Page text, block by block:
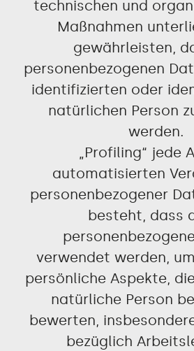
technischen und
Maßnahmen
gewährleisten,
personenbezogenen
identifizierten oder
natürlichen Person
werden.
„Profiling“ jede
automatisierten
personenbezogener
besteht, dass
verwendet werden,
persönliche Aspekte,
natürliche Person
bewerten,
bezüglich